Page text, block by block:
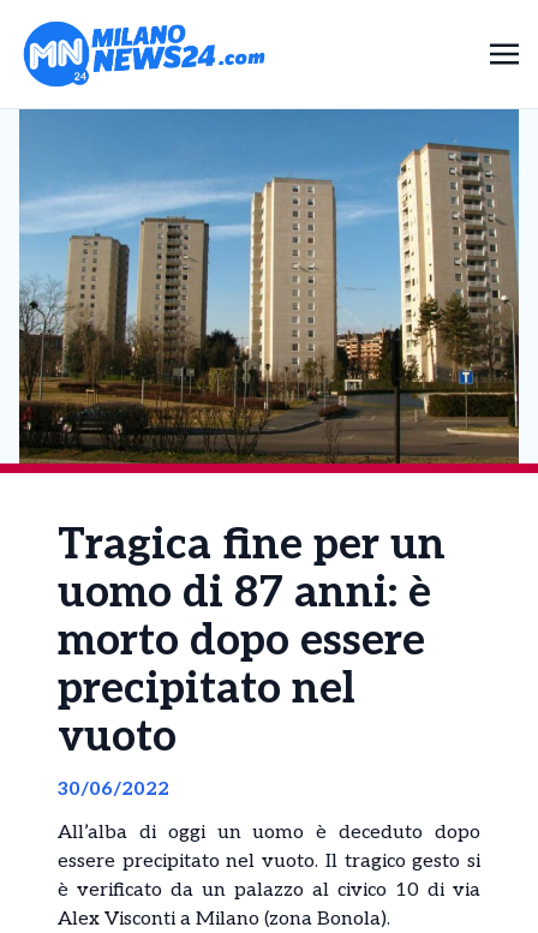
Tragica fine per un
uomo di 87 anni: è
morto dopo essere
precipitato nel
vuoto
30/06/2022
All’alba di oggi un uomo è deceduto dopo
essere precipitato nel vuoto. Il tragico gesto si
è verificato da un palazzo al civico 10 di via
Alex Visconti a Milano (zona Bonola).